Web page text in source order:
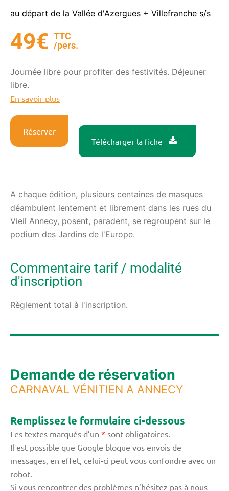
au départ de la Vallée d'Azergues + Villefranche s/s
49€ TTC
/pers.
Journée libre pour profiter des festivités. Déjeuner
libre.
En savoir plus
Réserver
Télécharger la fiche
A chaque édition, plusieurs centaines de masques
déambulent lentement et librement dans les rues du
Vieil Annecy, posent, paradent, se regroupent sur le
podium des Jardins de l'Europe.
Commentaire tarif / modalité
d'inscription
Règlement total à l'inscription.
Demande de réservation
CARNAVAL VÉNITIEN A ANNECY
Remplissez le formulaire ci-dessous
Les textes marqués d’un * sont obligatoires.
Il est possible que Google bloque vos envois de
messages, en effet, celui-ci peut vous confondre avec un
robot.
Si vous rencontrer des problèmes n’hésitez pas à nous